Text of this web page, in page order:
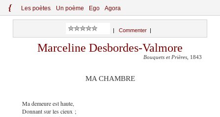
{ Les poètes Un poème Ego Agora
Commenter
Marceline Desbordes-Valmore
Bouquets et Prières , 1843
MA CHAMBRE
Ma demeure est haute,
Donnant sur les cieux ;